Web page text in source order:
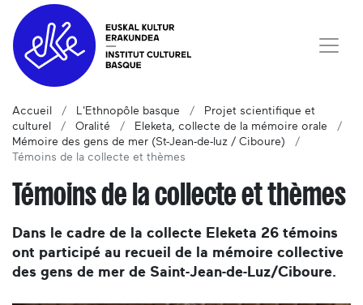
Accueil L'Ethnopôle basque
Projet scientifique et
culturel
Oralité
Eleketa, collecte de la mémoire orale
Mémoire des gens de mer (St-Jean-de-luz / Ciboure)
Témoins de la collecte et thèmes
Témoins de la collecte et thèmes
Dans le cadre de la collecte Eleketa 26 témoins
ont participé au recueil de la mémoire collective
des gens de mer de Saint-Jean-de-Luz/Ciboure.